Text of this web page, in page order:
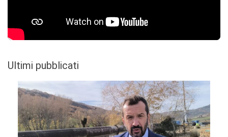
Ultimi pubblicati